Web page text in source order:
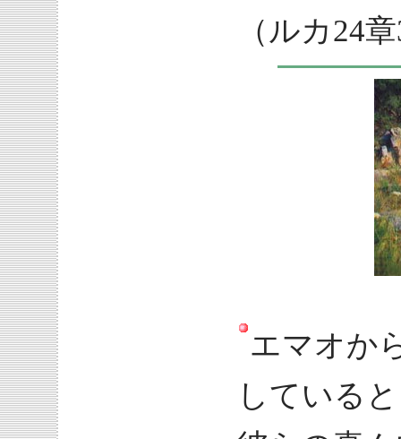
（ルカ24
エマオか
している